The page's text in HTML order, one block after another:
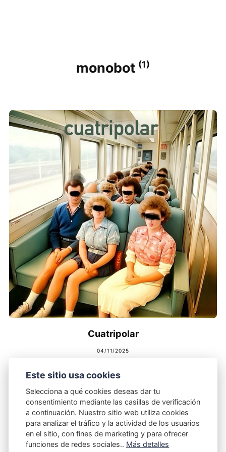
monobot (1)
Cuatripolar
04/11/2025
Este sitio usa cookies
Selecciona a qué cookies deseas dar tu
consentimiento mediante las casillas de verificación
a continuación. Nuestro sitio web utiliza cookies
para analizar el tráfico y la actividad de los usuarios
en el sitio, con fines de marketing y para ofrecer
funciones de redes sociales.. Más detalles